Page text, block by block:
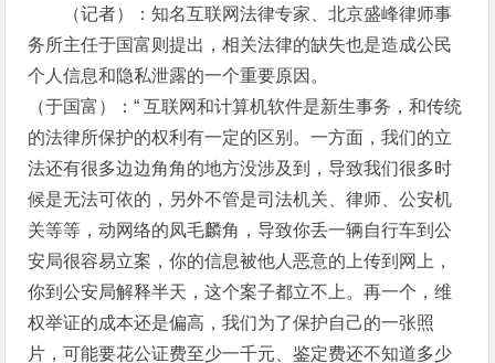
（记者）：知名互联网法律专家、北京盛峰律师事
务所主任于国富则提出，相关法律的缺失也是造成公民
个人信息和隐私泄露的一个重要原因。
（于国富）：“ 互联网和计算机软件是新生事务，和传统
的法律所保护的权利有一定的区别。一方面，我们的立
法还有很多边边角角的地方没涉及到，导致我们很多时
候是无法可依的，另外不管是司法机关、律师、公安机
关等等，动网络的凤毛麟角，导致你丢一辆自行车到公
安局很容易立案，你的信息被他人恶意的上传到网上，
你到公安局解释半天，这个案子都立不上。再一个，维
权举证的成本还是偏高，我们为了保护自己的一张照
片，可能要花公证费至少一千元、鉴定费还不知道多少